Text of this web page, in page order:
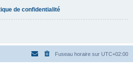
de confidentialité
Fuseau horaire sur UTC+02:00